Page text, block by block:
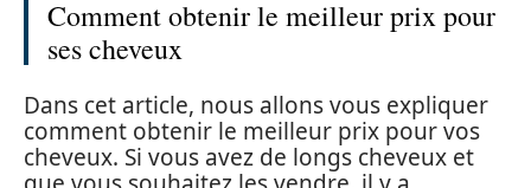
Comment obtenir le meilleur prix pour
ses cheveux
Dans cet article, nous allons vous expliquer
comment obtenir le meilleur prix pour vos
cheveux. Si vous avez de longs cheveux et